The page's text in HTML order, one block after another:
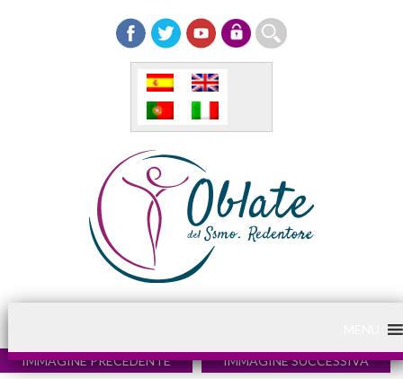
IMMAGINE PRECEDENTE IMMAGINE SUCCESSIVA